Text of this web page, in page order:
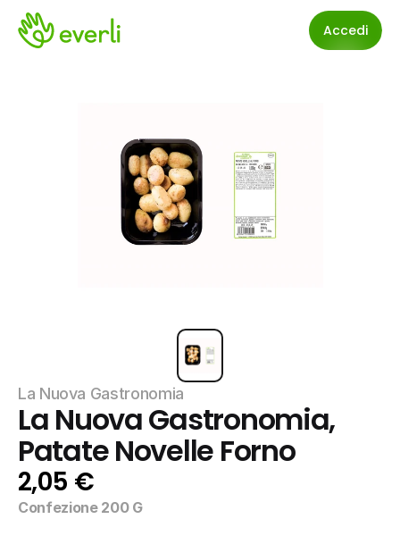
Accedi
La Nuova Gastronomia
La Nuova Gastronomia,
Patate Novelle Forno
2,05 €
Confezione 200 G